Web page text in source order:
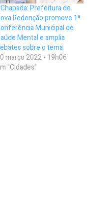
Prefeitura de
Redenção promove 1ª
Municipal de
Mental e amplia
sobre o tema
março 2022 - 19h06
"Cidades"